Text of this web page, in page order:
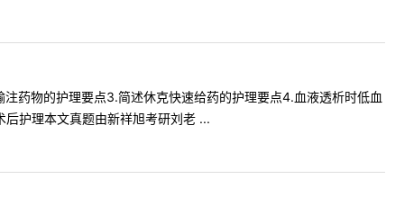
药物的护理要点3.简述休克快速给药的护理要点4.血液透析时低血
护理本文真题由新祥旭考研刘老 ...